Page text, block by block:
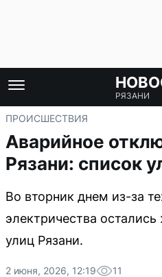
РЯЗАНИ
ПРОИСШЕСТВИЯ
Аварийное
Рязани: список
Во вторник днем из-за
электричества
улиц Рязани.
2 июня, 2026, 12:19 11